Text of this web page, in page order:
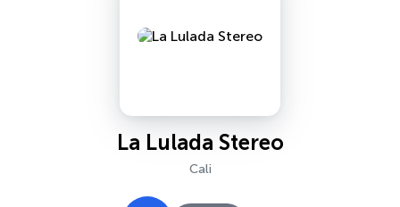
La Lulada Stereo
Cali